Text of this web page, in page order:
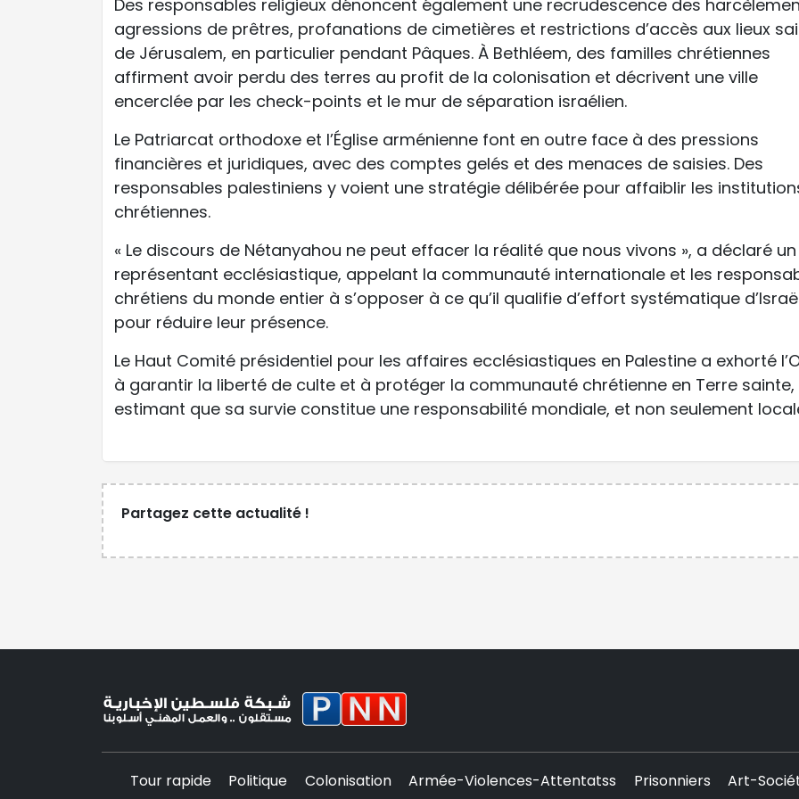
Des responsables religieux dénoncent également une recrudescence des
agressions de prêtres, profanations de cimetières et restrictions d’accès aux lieux
de Jérusalem, en particulier pendant Pâques. À Bethléem, des familles chrétiennes
affirment avoir perdu des terres au profit de la colonisation et décrivent une ville
encerclée par les check-points et le mur de séparation israélien.
Le Patriarcat orthodoxe et l’Église arménienne font en outre face à des pressions
financières et juridiques, avec des comptes gelés et des menaces de saisies. Des
responsables palestiniens y voient une stratégie délibérée pour affaiblir les
chrétiennes.
« Le discours de Nétanyahou ne peut effacer la réalité que nous vivons », a déclaré un
représentant ecclésiastique, appelant la communauté internationale et les
chrétiens du monde entier à s’opposer à ce qu’il qualifie d’effort systématique
pour réduire leur présence.
Le Haut Comité présidentiel pour les affaires ecclésiastiques en Palestine a exhorté
à garantir la liberté de culte et à protéger la communauté chrétienne en Terre sainte,
estimant que sa survie constitue une responsabilité mondiale, et non seulement
Partagez cette actualité !
Tour rapide Politique Colonisation Armée-Violences-Attentatss Prisonniers Art-